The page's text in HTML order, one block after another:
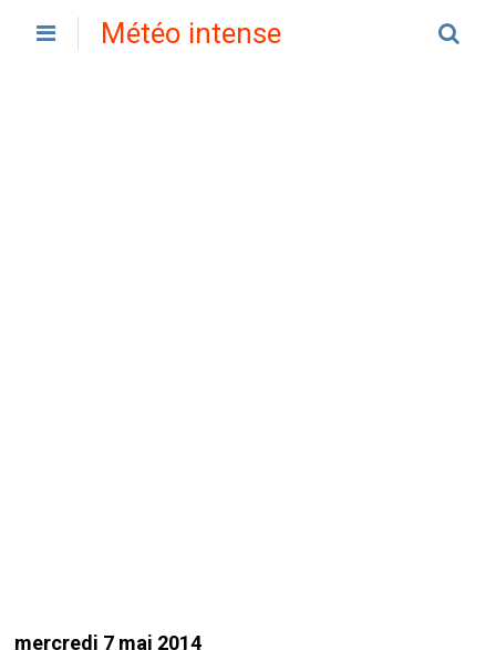
Météo intense
mercredi 7 mai 2014